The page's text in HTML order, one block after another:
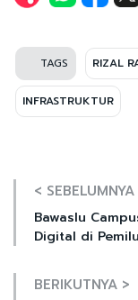
TAGS RIZAL
INFRASTRUKTUR
< SEBELUMNYA
Bawaslu
Digital di Pemilu
BERIKUTNYA >